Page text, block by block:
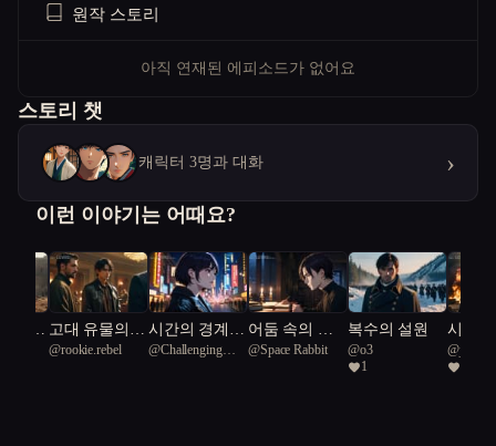
원작 스토리
아직 연재된 에피소드가 없어요
스토리 챗
캐릭터 3명과 대화 ›
이런 이야기는 어때요?
살자 고대 유물의
비밀
@rookie.rebel
시간의 경계에
서 정의를 묻
@Challenging
어둠 속의 복
수와 진실
@Space Rabbit
복수의 설원
@o3
1
시간
속에서
@